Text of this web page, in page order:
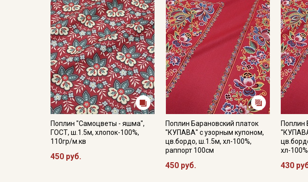
Поплин "Самоцветы - яшма",
ГОСТ, ш.1.5м, хлопок-100%,
110гр/м.кв
450 руб.
Поплин Барановский платок
"КУПАВА" с узорным купоном,
цв.бордо, ш.1.5м, хл-100%,
раппорт 100см
450 руб.
Поплин
хл-
430
Электронная
Ознакомлен(а) с
данных
и даю
данных
ДаюСогласие на
информационных